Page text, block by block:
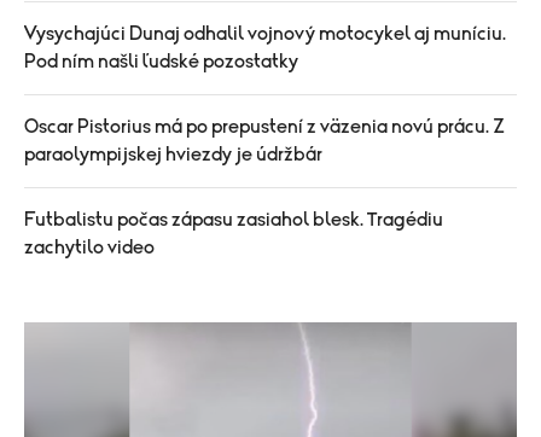
Vysychajúci Dunaj odhalil vojnový motocykel aj muníciu.
Pod ním našli ľudské pozostatky
Oscar Pistorius má po prepustení z väzenia novú prácu. Z
paraolympijskej hviezdy je údržbár
Futbalistu počas zápasu zasiahol blesk. Tragédiu
zachytilo video